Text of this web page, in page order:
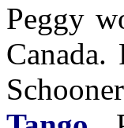
Peggy
Canada.